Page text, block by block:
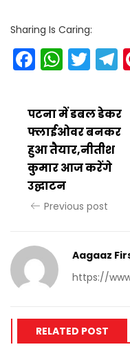
Sharing Is Caring:
पटना में डबल डेकर
फ्लाईओवर बनकर
हुआ तैयार,नीतीश
कुमार आज करेंगे
उद्घाटन
Previous post
Aagaaz
https://
RELATED POST